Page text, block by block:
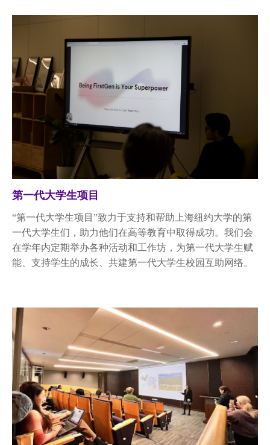
第一代大学生项目
“第一代大学生项目”致力于支持和帮助上海纽约大学的第
一代大学生们，助力他们在高等教育中取得成功。我们会
在学年内定期举办各种活动和工作坊，为第一代大学生赋
能、支持学生的成长、共建第一代大学生校园互助网络。